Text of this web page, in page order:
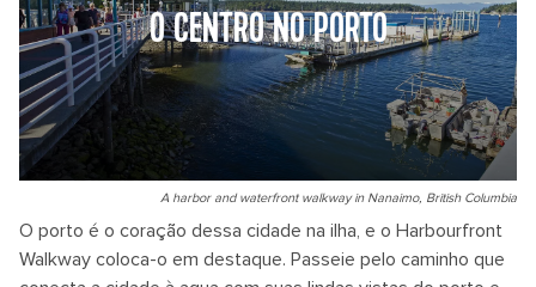
O CENTRO NO PORTO
A harbor and waterfront walkway in Nanaimo, British Columbia
O porto é o coração dessa cidade na ilha, e o Harbourfront
Walkway coloca-o em destaque. Passeie pelo caminho que